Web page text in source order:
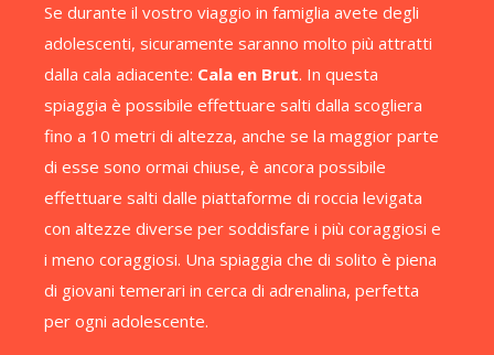
Se durante il vostro viaggio in famiglia avete degli
adolescenti, sicuramente saranno molto più attratti
dalla cala adiacente: Cala en Brut. In questa
spiaggia è possibile effettuare salti dalla scogliera
fino a 10 metri di altezza, anche se la maggior parte
di esse sono ormai chiuse, è ancora possibile
effettuare salti dalle piattaforme di roccia levigata
con altezze diverse per soddisfare i più coraggiosi e
i meno coraggiosi. Una spiaggia che di solito è piena
di giovani temerari in cerca di adrenalina, perfetta
per ogni adolescente.